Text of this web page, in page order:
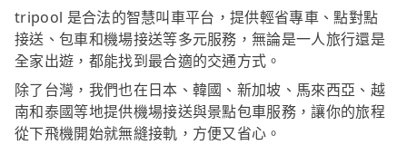
tripool 是合法的智慧叫車平台，提供輕省專車、點對點
接送、包車和機場接送等多元服務，無論是一人旅行還是
全家出遊，都能找到最合適的交通方式。
除了台灣，我們也在日本、韓國、新加坡、馬來西亞、越
南和泰國等地提供機場接送與景點包車服務，讓你的旅程
從下飛機開始就無縫接軌，方便又省心。